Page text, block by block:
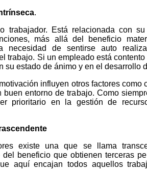
.
trabajador. Está relacionada con
más allá del beneficio
necesidad de sentirse auto
trabajo. Si un empleado está
su estado de ánimo y en el desarrollo
influyen otros factores como
buen entorno de trabajo. Como
prioritario en la gestión de
existe una que se llama
del beneficio que obtienen terceras
aquí encajan todos aquellos